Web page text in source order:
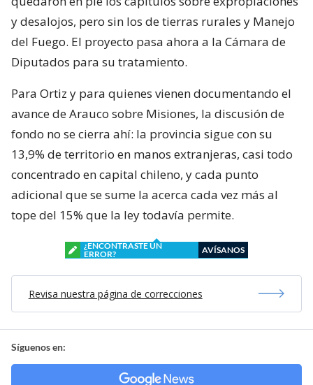
y desalojos, pero sin los de tierras rurales y Manejo
del Fuego. El proyecto pasa ahora a la Cámara de
Diputados para su tratamiento.
Para Ortiz y para quienes vienen documentando el
avance de Arauco sobre Misiones, la discusión de
fondo no se cierra ahí: la provincia sigue con su
13,9% de territorio en manos extranjeras, casi todo
concentrado en capital chileno, y cada punto
adicional que se sume la acerca cada vez más al
tope del 15% que la ley todavía permite.
¿ENCONTRASTE UN
ERROR?
AVÍSANOS
Revisa nuestra página de correcciones
Síguenos en: